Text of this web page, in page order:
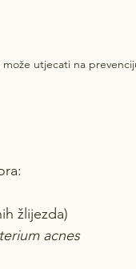
utjecati na
žlijezda)
acnes